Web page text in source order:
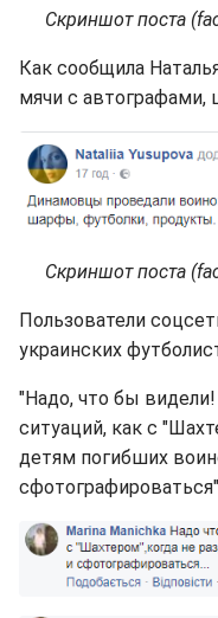
Скриншот поста
Как сообщила
мячи с
Скриншот поста
Пользователи
украинских
"Надо, что бы
ситуаций, как с
детям погибших